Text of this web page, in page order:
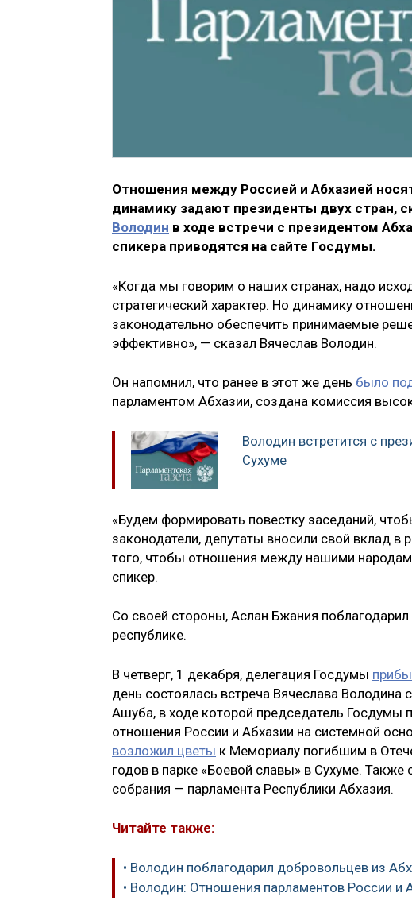
Отношения между Россией и Абхазией
динамику задают президенты двух стран,
Володин в ходе встречи с президентом
спикера приводятся на сайте Госдумы.
«Когда мы говорим о наших странах, надо
стратегический характер. Но динамику
законодательно обеспечить принимаемые
эффективно», — сказал Вячеслав Володин.
Он напомнил, что ранее в этот же день было
парламентом Абхазии, создана комиссия
Володин встретится с
Сухуме
«Будем формировать повестку заседаний,
законодатели, депутаты вносили свой вклад
того, чтобы отношения между нашими
спикер.
Со своей стороны, Аслан Бжания
республике.
В четверг, 1 декабря, делегация Госдумы
день состоялась встреча Вячеслава
Ашуба, в ходе которой председатель Госдумы
отношения России и Абхазии на системной
возложил цветы к Мемориалу погибшим в
годов в парке «Боевой славы» в Сухуме.
собрания — парламента Республики Абхазия.
Читайте также:
• Володин поблагодарил добровольцев из
• Володин: Отношения парламентов России и